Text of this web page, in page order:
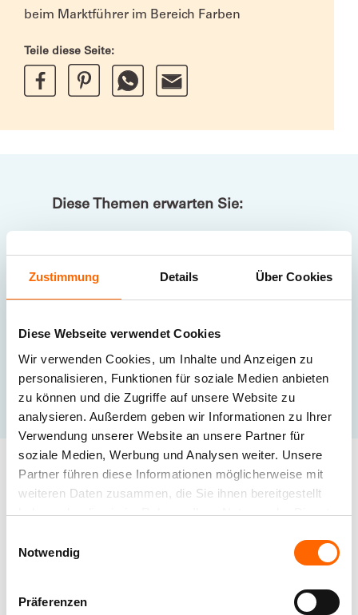
Zustimmung Details Über Cookies
Diese Webseite verwendet Cookies
Wir verwenden Cookies, um Inhalte und Anzeigen zu
personalisieren, Funktionen für soziale Medien anbieten
zu können und die Zugriffe auf unsere Website zu
analysieren. Außerdem geben wir Informationen zu Ihrer
Verwendung unserer Website an unsere Partner für
soziale Medien, Werbung und Analysen weiter. Unsere
Partner führen diese Informationen möglicherweise mit
weiteren Daten zusammen, die Sie ihnen bereitgestellt
haben oder die sie im Rahmen Ihrer Nutzung der Dienste
Notwendig
Präferenzen
beim Marktführer im Bereich Farben
Teile diese Seite:
Diese Themen erwarten Sie:
Gesundheit
Chronik, Innovationen und
Auszeichnungen
Karriere
Wir suchen Ihre Kompetenz und
Ihr Engagement
Sie sind auf der Suche nach neuen, interessanten
Herausforderungen oder möchten erste
schauen Sie sich die aktuellen Stellenangebote von